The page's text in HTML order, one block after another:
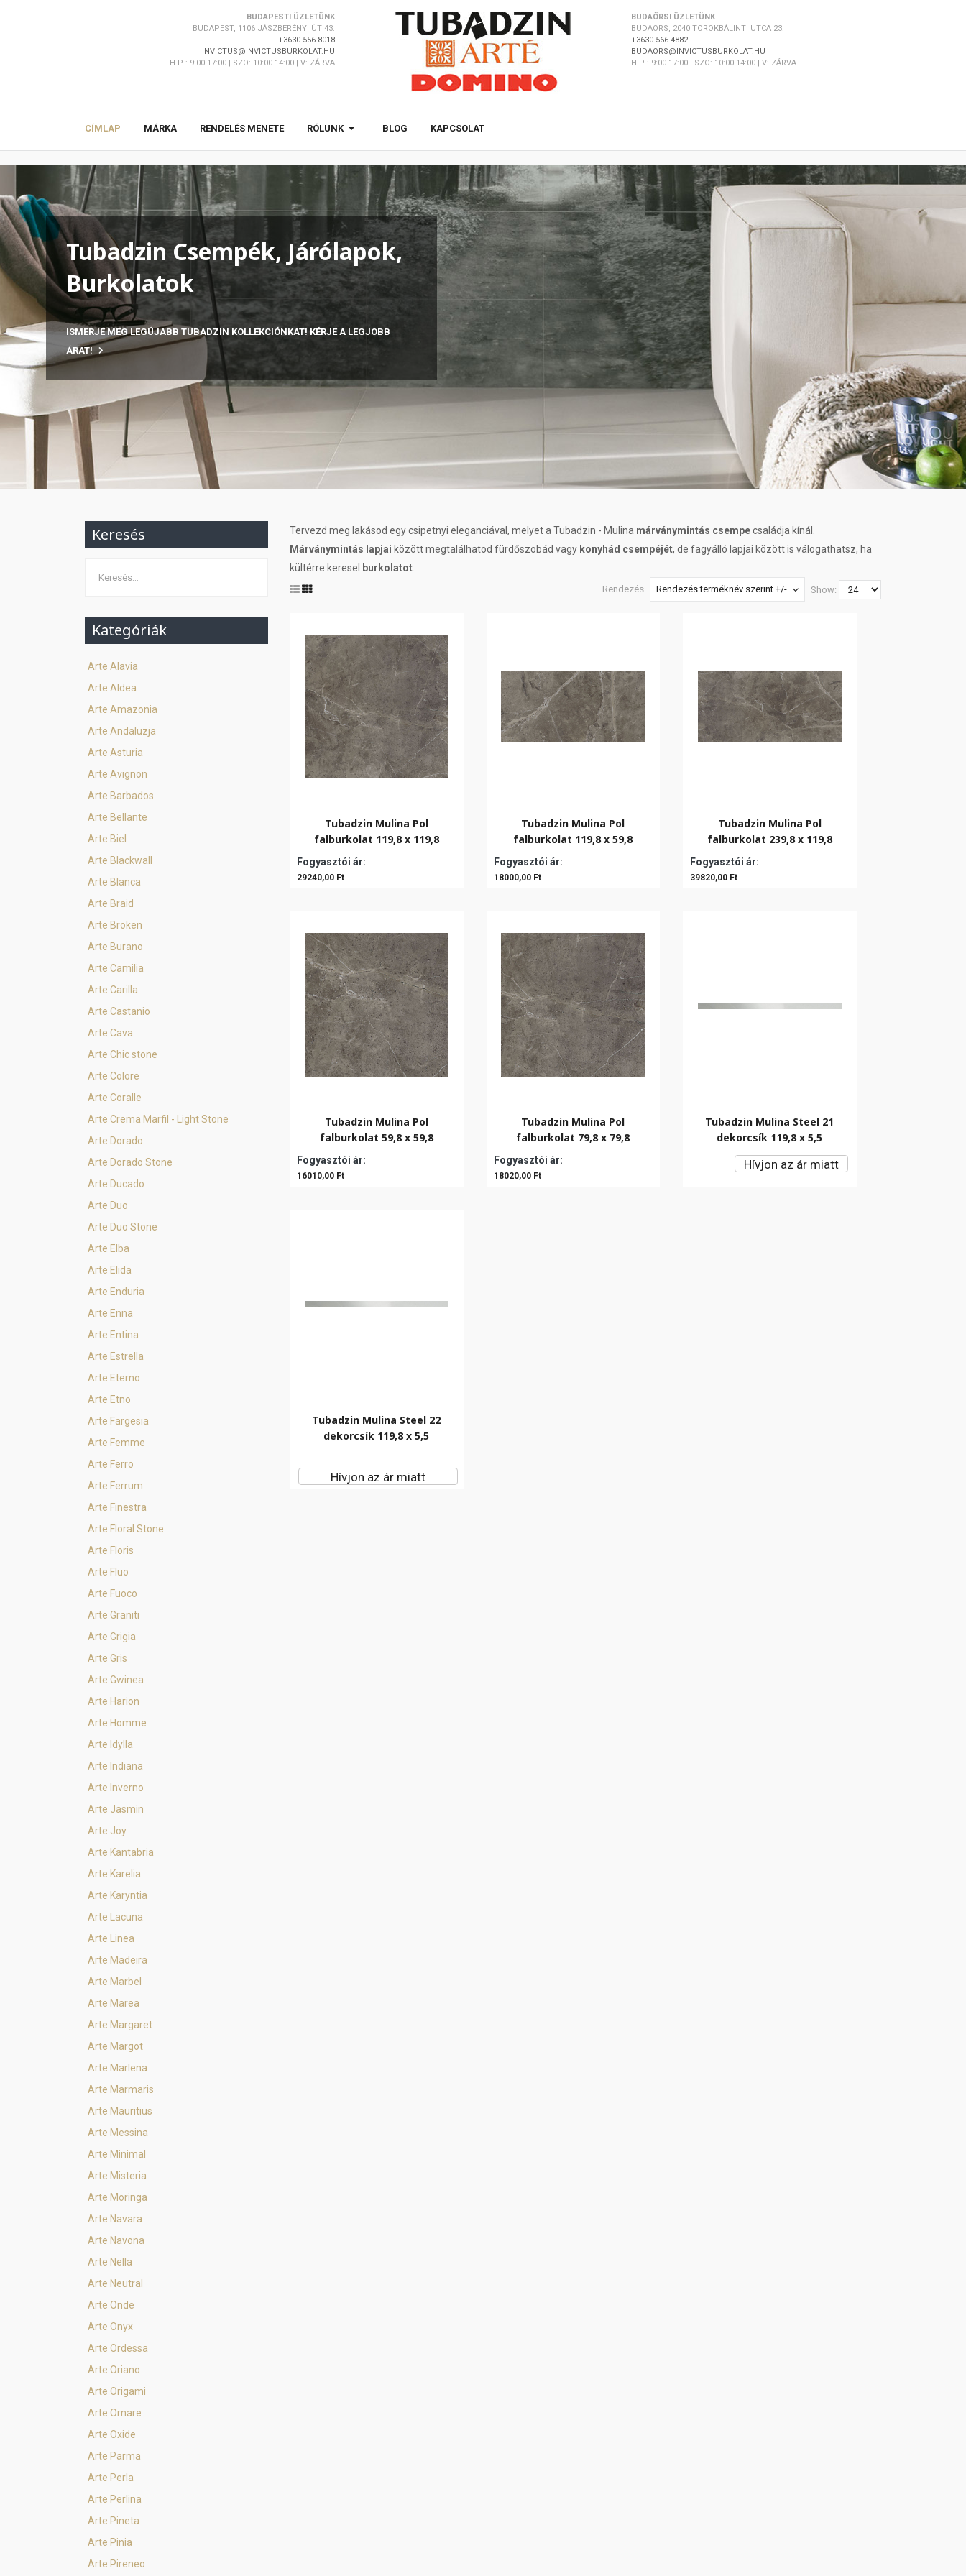
BUDAPESTI ÜZLETÜNK
BUDAPEST, 1106 JÁSZBERÉNYI ÚT 43.
+3630 556 8018
INVICTUS@INVICTUSBURKOLAT.HU
H-P : 9:00-17:00 | SZO: 10:00-14:00 | V: ZÁRVA
BUDAÖRSI ÜZLETÜNK
BUDAÖRS, 2040 TÖRÖKBÁLINTI UTCA 23.
+3630 566 4882
BUDAORS@INVICTUSBURKOLAT.HU
H-P : 9:00-17:00 | SZO: 10:00-14:00 | V: ZÁRVA
CÍMLAP MÁRKA RENDELÉS MENETE RÓLUNK BLOG KAPCSOLAT
Tubadzin Csempék, Járólapok,
Burkolatok
ISMERJE MEG LEGÚJABB TUBADZIN KOLLEKCIÓNKAT! KÉRJE A LEGJOBB
ÁRAT!
Tervezd meg lakásod egy csipetnyi eleganciával, melyet a Tubadzin - Mulina márványmintás csempecsaládja kínál.
Márványmintás lapjai között megtalálhatod fürdőszobád vagy konyhád csempéjét, de fagyálló lapjai között is válogathatsz, ha
kültérre keresel
burkolatot
Rendezés Rendezés terméknév szerint +/- Show:
Tubadzin Mulina Pol
falburkolat 119,8 x 119,8
Fogyasztói ár:
29240,00 Ft
Tubadzin Mulina Pol
falburkolat 119,8 x 59,8
Fogyasztói ár:
18000,00 Ft
Tubadzin Mulina Pol
falburkolat 239,8 x 119,8
Fogyasztói ár:
39820,00 Ft
Tubadzin Mulina Pol
falburkolat 59,8 x 59,8
Fogyasztói ár:
16010,00 Ft
Tubadzin Mulina Pol
falburkolat 79,8 x 79,8
Fogyasztói ár:
18020,00 Ft
Tubadzin Mulina Steel 21
dekorcsík 119,8 x 5,5
Hívjon az ár miatt
Tubadzin Mulina Steel 22
dekorcsík 119,8 x 5,5
Hívjon az ár miatt
Keresés
Kategóriák
Arte Alavia
Arte Aldea
Arte Amazonia
Arte Andaluzja
Arte Asturia
Arte Avignon
Arte Barbados
Arte Bellante
Arte Biel
Arte Blackwall
Arte Blanca
Arte Braid
Arte Broken
Arte Burano
Arte Camilia
Arte Carilla
Arte Castanio
Arte Cava
Arte Chic stone
Arte Colore
Arte Coralle
Arte Crema Marfil - Light Stone
Arte Dorado
Arte Dorado Stone
Arte Ducado
Arte Duo
Arte Duo Stone
Arte Elba
Arte Elida
Arte Enduria
Arte Enna
Arte Entina
Arte Estrella
Arte Eterno
Arte Etno
Arte Fargesia
Arte Femme
Arte Ferro
Arte Ferrum
Arte Finestra
Arte Floral Stone
Arte Floris
Arte Fluo
Arte Fuoco
Arte Graniti
Arte Grigia
Arte Gris
Arte Gwinea
Arte Harion
Arte Homme
Arte Idylla
Arte Indiana
Arte Inverno
Arte Jasmin
Arte Joy
Arte Kantabria
Arte Karelia
Arte Karyntia
Arte Lacuna
Arte Linea
Arte Madeira
Arte Marbel
Arte Marea
Arte Margaret
Arte Margot
Arte Marlena
Arte Marmaris
Arte Mauritius
Arte Messina
Arte Minimal
Arte Misteria
Arte Moringa
Arte Navara
Arte Navona
Arte Nella
Arte Neutral
Arte Onde
Arte Onyx
Arte Ordessa
Arte Oriano
Arte Origami
Arte Ornare
Arte Oxide
Arte Parma
Arte Perla
Arte Perlina
Arte Pineta
Arte Pinia
Arte Pireneo